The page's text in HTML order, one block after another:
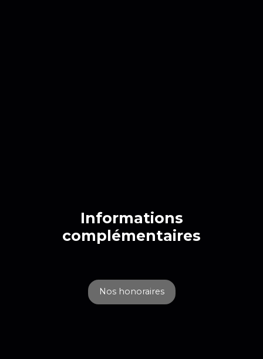
Informations
complémentaires
Nos honoraires